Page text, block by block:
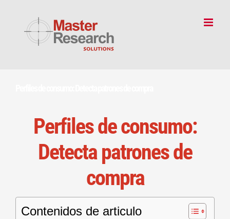
content
Perfiles de consumo:
Detecta patrones de
compra
Contenidos de articulo